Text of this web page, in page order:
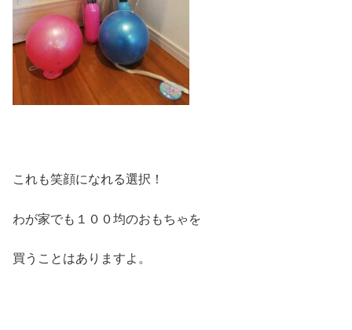
これも笑顔になれる選択！
わが家でも１００均のおもちゃを
買うことはありますよ。